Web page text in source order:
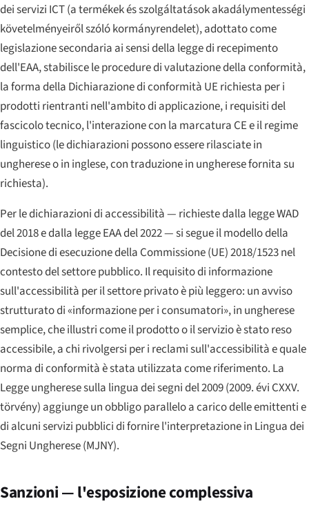
dei servizi ICT (a termékek és szolgáltatások akadálymentességi
követelményeiről szóló kormányrendelet), adottato come
legislazione secondaria ai sensi della legge di recepimento
dell'EAA, stabilisce le procedure di valutazione della conformità,
la forma della Dichiarazione di conformità UE richiesta per i
prodotti rientranti nell'ambito di applicazione, i requisiti del
fascicolo tecnico, l'interazione con la marcatura CE e il regime
linguistico (le dichiarazioni possono essere rilasciate in
ungherese o in inglese, con traduzione in ungherese fornita su
richiesta).
Per le dichiarazioni di accessibilità — richieste dalla legge WAD
del 2018 e dalla legge EAA del 2022 — si segue il modello della
Decisione di esecuzione della Commissione (UE) 2018/1523 nel
contesto del settore pubblico. Il requisito di informazione
sull'accessibilità per il settore privato è più leggero: un avviso
strutturato di «informazione per i consumatori», in ungherese
semplice, che illustri come il prodotto o il servizio è stato reso
accessibile, a chi rivolgersi per i reclami sull'accessibilità e quale
norma di conformità è stata utilizzata come riferimento. La
Legge ungherese sulla lingua dei segni del 2009 (2009. évi CXXV.
törvény) aggiunge un obbligo parallelo a carico delle emittenti e
di alcuni servizi pubblici di fornire l'interpretazione in Lingua dei
Segni Ungherese (MJNY).
Sanzioni — l'esposizione complessiva